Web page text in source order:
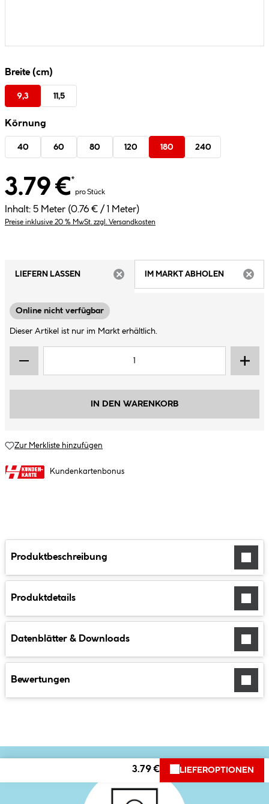
Breite (cm)
9,3 11,5
Körnung
40 60 80 120 180 240
3.79 €*
pro Stück
Inhalt: 5 Meter (0.76 € / 1 Meter)
Preise inklusive 20 % MwSt. zzgl. Versandkosten
LIEFERN LASSEN
IM MARKT ABHOLEN
Online nicht verfügbar
Dieser Artikel ist nur im Markt erhältlich.
IN DEN WARENKORB
Zur Merkliste hinzufügen
Kundenkartenbonus
Produktbeschreibung
Produktdetails
Datenblätter & Downloads
Bewertungen
3.79 € LIEFEROPTIONEN